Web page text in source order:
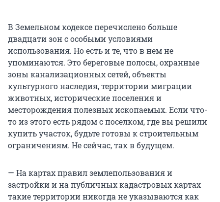
В Земельном кодексе перечислено больше
двадцати зон с особыми условиями
использования. Но есть и те, что в нем не
упоминаются. Это береговые полосы, охранные
зоны канализационных сетей, объекты
культурного наследия, территории миграции
животных, исторические поселения и
месторождения полезных ископаемых. Если что-
то из этого есть рядом с поселком, где вы решили
купить участок, будьте готовы к строительным
ограничениям. Не сейчас, так в будущем.
— На картах правил землепользования и
застройки и на публичных кадастровых картах
такие территории никогда не указываются как